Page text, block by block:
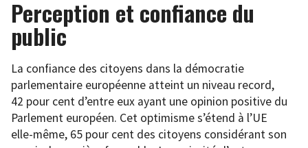
Perception et confiance du
public
La confiance des citoyens dans la démocratie
parlementaire européenne atteint un niveau record,
42 pour cent d’entre eux ayant une opinion positive du
Parlement européen. Cet optimisme s’étend à l’UE
elle-même, 65 pour cent des citoyens considérant son